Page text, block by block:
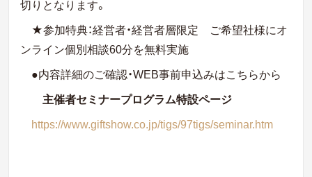
切りとなります。
★参加特典：経営者・経営者層限定 ご希望社様にオ
ンライン個別相談60分を無料実施
●内容詳細のご確認・WEB事前申込みはこちらから
主催者セミナープログラム特設ページ
https://www.giftshow.co.jp/tigs/97tigs/seminar.htm